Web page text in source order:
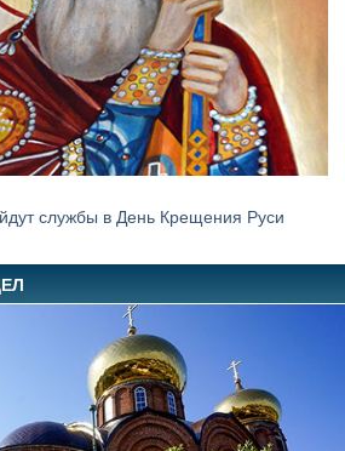
службы в День Крещения Руси